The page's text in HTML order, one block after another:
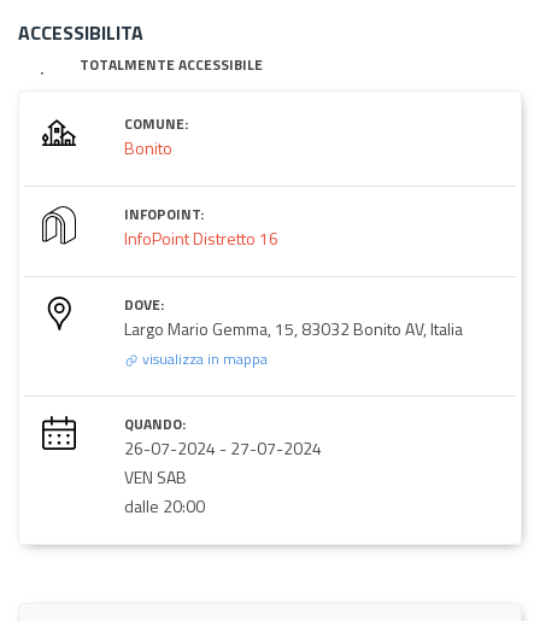
ACCESSIBILITA
TOTALMENTE ACCESSIBILE
COMUNE:
Bonito
INFOPOINT:
InfoPoint Distretto 16
DOVE:
Largo Mario Gemma, 15, 83032 Bonito AV, Italia
visualizza in mappa
QUANDO:
26-07-2024 -27-07-2024
VEN SAB
dalle 20:00